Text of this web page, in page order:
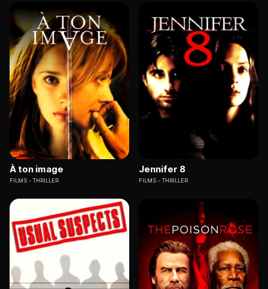
À ton image
FILMS THRILLER
Jennifer 8
FILMS THRILLER